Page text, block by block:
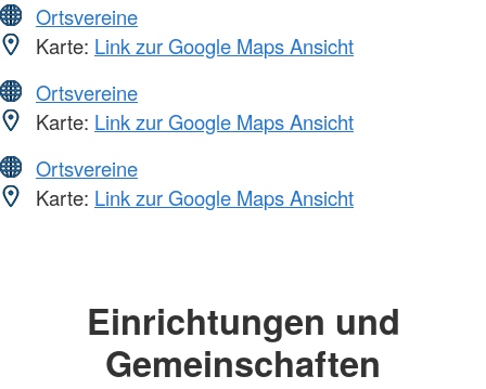
Ortsvereine
Karte: Link zur Google Maps Ansicht
Ortsvereine
Karte: Link zur Google Maps Ansicht
Ortsvereine
Karte: Link zur Google Maps Ansicht
Einrichtungen und
Gemeinschaften